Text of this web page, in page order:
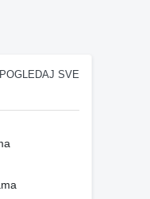
POGLEDAJ SVE